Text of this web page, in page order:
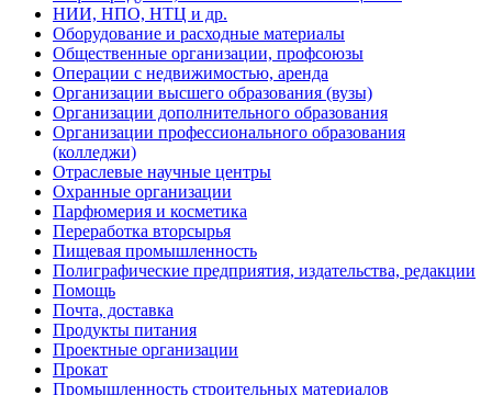
НИИ, НПО, НТЦ и др.
Оборудование и расходные материалы
Общественные организации, профсоюзы
Операции с недвижимостью, аренда
Организации высшего образования (вузы)
Организации дополнительного образования
Организации профессионального образования
(колледжи)
Отраслевые научные центры
Охранные организации
Парфюмерия и косметика
Переработка вторсырья
Пищевая промышленность
Полиграфические предприятия, издательства, редакции
Помощь
Почта, доставка
Продукты питания
Проектные организации
Прокат
Промышленность строительных материалов